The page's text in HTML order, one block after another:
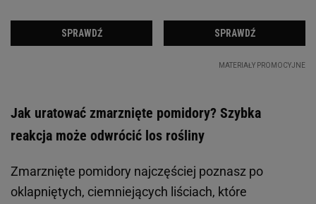
Jak uratować zmarznięte pomidory? Szybka
reakcja może odwrócić los rośliny
Zmarznięte pomidory najczęściej poznasz po
oklapniętych, ciemniejących liściach, które